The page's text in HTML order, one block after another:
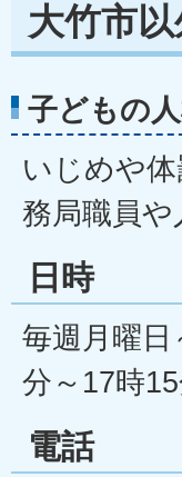
大竹市
子どもの
いじめや
務局職員
日時
毎週月曜
分～17時
電話